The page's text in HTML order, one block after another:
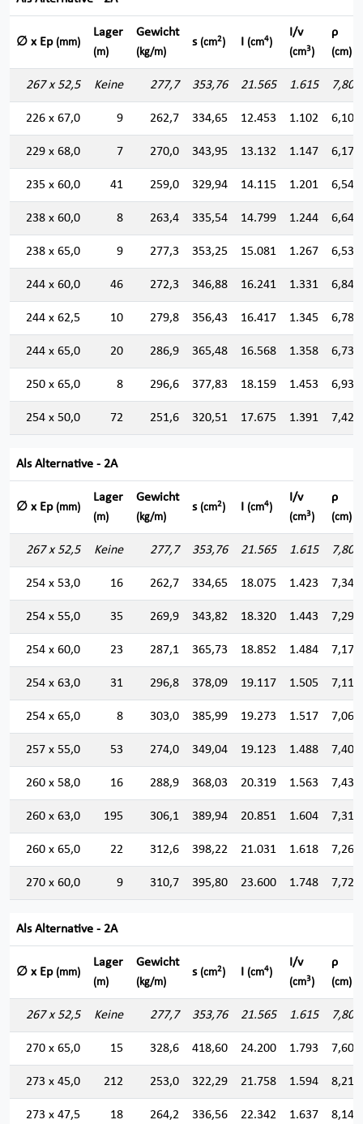
∅ x Ep (mm)
Lager
(m)
Gewicht
(kg/m)
s (cm2) I (cm4)
I/v
(cm3)
ρ
(cm)
267 x 52,5 Keine 277,7 353,76 21.565 1.615 7,807
226 x 67,0 9 262,7 334,65 12.453 1.102 6,100
229 x 68,0 7 270,0 343,95 13.132 1.147 6,178
235 x 60,0 41 259,0 329,94 14.115 1.201 6,540
238 x 60,0 8 263,4 335,54 14.799 1.244 6,641
238 x 65,0 9 277,3 353,25 15.081 1.267 6,533
244 x 60,0 46 272,3 346,88 16.241 1.331 6,842
244 x 62,5 10 279,8 356,43 16.417 1.345 6,786
244 x 65,0 20 286,9 365,48 16.568 1.358 6,732
250 x 65,0 8 296,6 377,83 18.159 1.453 6,932
254 x 50,0 72 251,6 320,51 17.675 1.391 7,426
Als Alternative - 2A
∅ x Ep (mm)
Lager
(m)
Gewicht
(kg/m)
s (cm2) I (cm4)
I/v
(cm3)
ρ
(cm)
267 x 52,5 Keine 277,7 353,76 21.565 1.615 7,807
254 x 53,0 16 262,7 334,65 18.075 1.423 7,349
254 x 55,0 35 269,9 343,82 18.320 1.443 7,299
254 x 60,0 23 287,1 365,73 18.852 1.484 7,179
254 x 63,0 31 296,8 378,09 19.117 1.505 7,110
254 x 65,0 8 303,0 385,99 19.273 1.517 7,066
257 x 55,0 53 274,0 349,04 19.123 1.488 7,401
260 x 58,0 16 288,9 368,03 20.319 1.563 7,430
260 x 63,0 195 306,1 389,94 20.851 1.604 7,312
260 x 65,0 22 312,6 398,22 21.031 1.618 7,267
270 x 60,0 9 310,7 395,80 23.600 1.748 7,721
Als Alternative - 2A
∅ x Ep (mm)
Lager
(m)
Gewicht
(kg/m)
s (cm2) I (cm4)
I/v
(cm3)
ρ
(cm)
267 x 52,5 Keine 277,7 353,76 21.565 1.615 7,807
270 x 65,0 15 328,6 418,60 24.200 1.793 7,603
273 x 45,0 212 253,0 322,29 21.758 1.594 8,216
273 x 47,5 18 264,2 336,56 22.342 1.637 8,147